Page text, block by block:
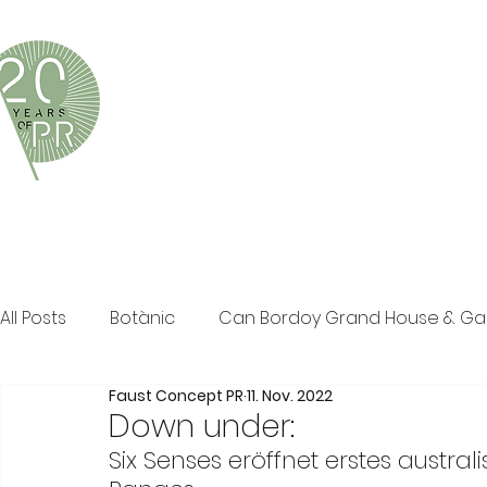
und persönliche Beratung in den Bereichen
Klassische PR im Print Bereich, Events sowie Social
All Posts Botànic Can Bordoy Grand House &
The Ozen Collection Faust Concept PR
Down under:
Faust Concept PR 11. Nov. 2022
Six Senses eröffnet erstes